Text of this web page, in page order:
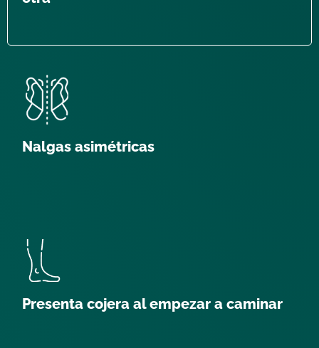
Nalgas asimétricas
Presenta cojera al empezar a caminar